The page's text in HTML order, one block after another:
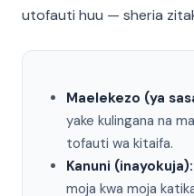
utofauti huu — sheria
Maelekezo (ya
yake kulingana na
tofauti wa kitaifa.
Kanuni (inayokuja):
moja kwa moja